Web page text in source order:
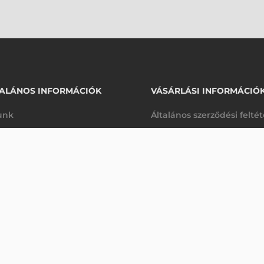
INFORMÁCIÓK VÁSÁRLÁSI
Általános szerződési